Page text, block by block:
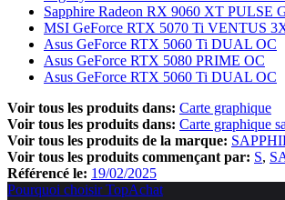
Sapphire Radeon RX 9060 XT PULSE
MSI GeForce RTX 5070 Ti VENTUS
Asus GeForce RTX 5060 Ti DUAL OC
Asus GeForce RTX 5080 PRIME OC
Asus GeForce RTX 5060 Ti DUAL OC
Voir tous les produits dans: Carte graphique
Voir tous les produits dans: Carte graphique
Voir tous les produits de la marque:
Voir tous les produits commençant par: S
Référencé le: 19/02/2025
Pourquoi choisir TopAchat